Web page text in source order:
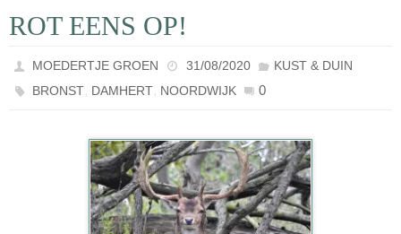
ROT EENS OP!
MOEDERTJE GROEN 31/08/2020
KUST & DUIN
BRONST, DAMHERT, NOORDWIJK 0